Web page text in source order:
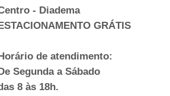
- Diadema
ESTACIONAMENTO GRÁTIS
de atendimento:
Segunda a Sábado
8 às 18h.